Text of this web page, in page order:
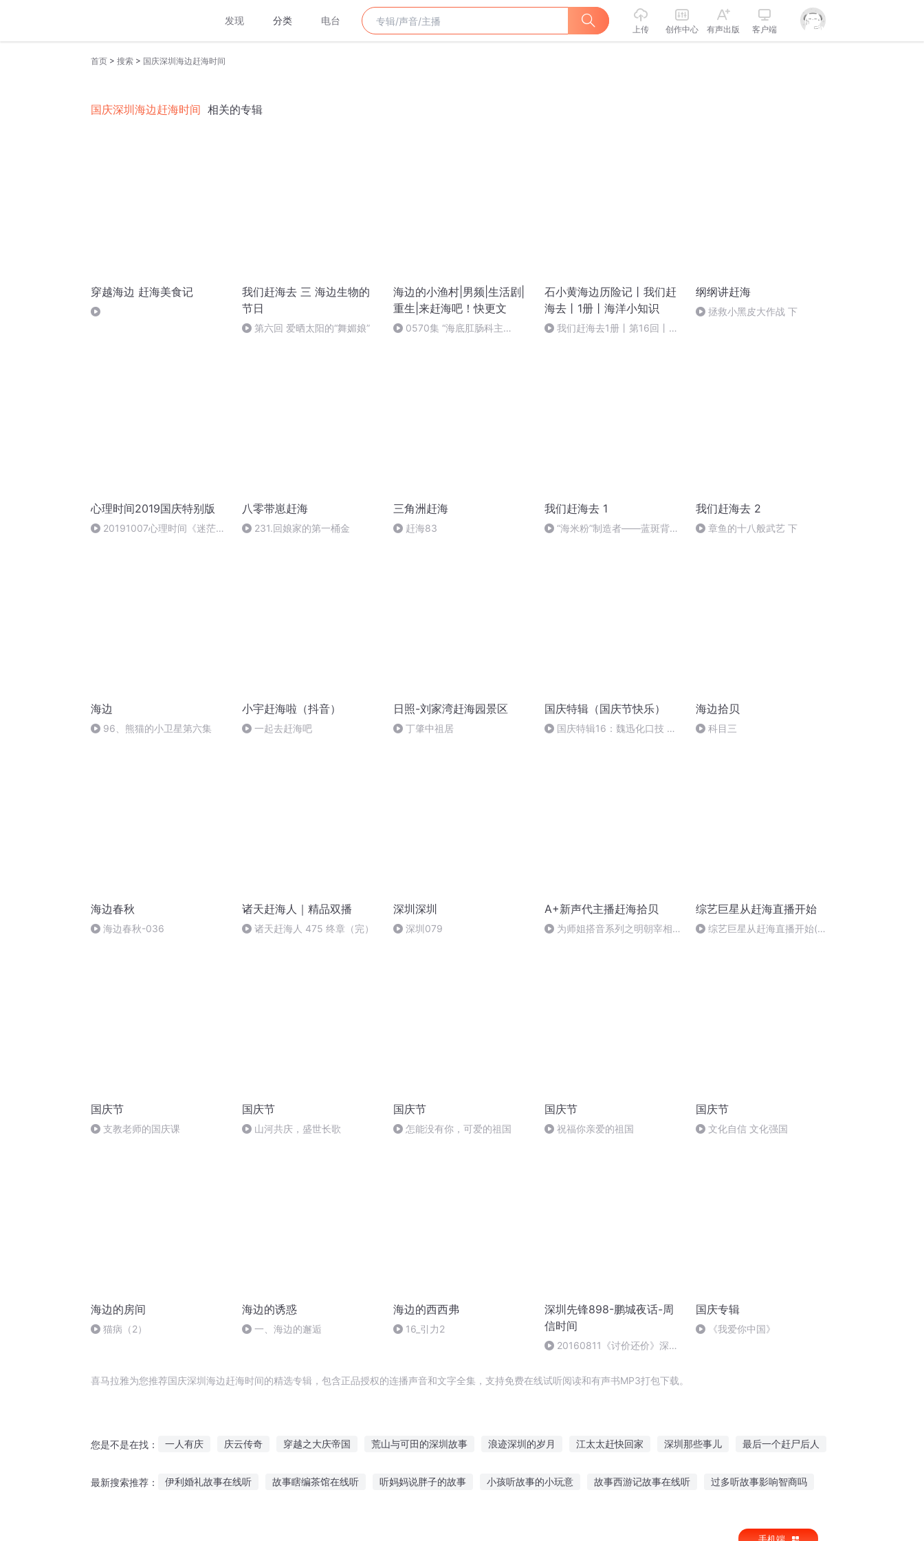
发现 分类 电台
上传 创作中心 有声出版 客户端
首页 > 搜索 > 国庆深圳海边赶海时间
国庆深圳海边赶海时间 相关的专辑
穿越海边 赶海美食记
我们赶海去 三 海边生物的
节日
第六回 爱晒太阳的“舞媚娘”
海边的小渔村|男频|生活剧|
重生|来赶海吧！快更文
0570集 “海底肛肠科主
石小黄海边历险记丨我们赶
海去丨1册丨海洋小知识
我们赶海去1册丨第16回丨爱
纲纲讲赶海
拯救小黑皮大作战 下
心理时间2019国庆特别版
20191007心理时间《迷茫与
八零带崽赶海
231.回娘家的第一桶金
三角洲赶海
赶海83
我们赶海去 1
“海米粉”制造者——蓝斑背肛
我们赶海去 2
章鱼的十八般武艺 下
海边
96、熊猫的小卫星第六集
小宇赶海啦（抖音）
一起去赶海吧
日照-刘家湾赶海园景区
丁肇中祖居
国庆特辑（国庆节快乐）
国庆特辑16：魏迅化口技 二
海边拾贝
科目三
海边春秋
海边春秋-036
诸天赶海人｜精品双播
诸天赶海人 475 终章（完）
深圳深圳
深圳079
A+新声代主播赶海拾贝
为师姐搭音系列之明朝宰相吕
综艺巨星从赶海直播开始
综艺巨星从赶海直播开始(第
国庆节
支教老师的国庆课
国庆节
山河共庆，盛世长歌
国庆节
怎能没有你，可爱的祖国
国庆节
祝福你亲爱的祖国
国庆节
文化自信 文化强国
海边的房间
猫病（2）
海边的诱惑
一、海边的邂逅
海边的西西弗
16_引力2
深圳先锋898-鹏城夜话-周
信时间
20160811《讨价还价》深圳
国庆专辑
《我爱你中国》
喜马拉雅为您推荐国庆深圳海边赶海时间的精选专辑，包含正品授权的连播声音和文字全集，支持免费在线试听阅读和有声书MP3打包下载。
您是不是在找： 一人有庆 庆云传奇 穿越之大庆帝国 荒山与可田的深圳故事 浪迹深圳的岁月 江太太赶快回家 深圳那些事儿 最后一个赶尸后人
最新搜索推荐： 伊利婚礼故事在线听 故事瞎编茶馆在线听 听妈妈说胖子的故事 小孩听故事的小玩意 故事西游记故事在线听 过多听故事影响智商吗